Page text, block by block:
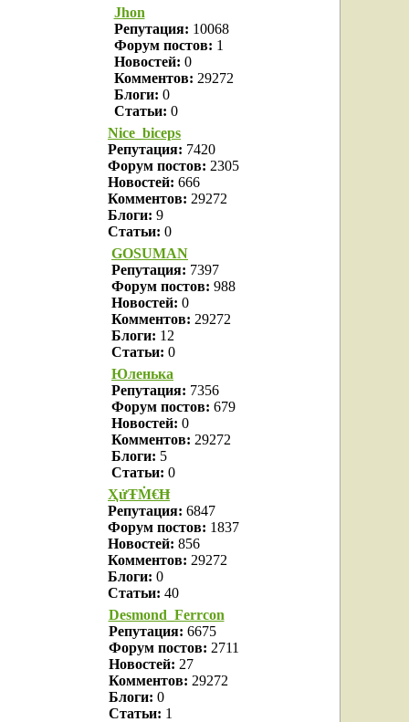
Jhon
Репутация: 10068
Форум постов: 1
Новостей: 0
Комментов: 29272
Блоги: 0
Статьи: 0
Nice_biceps
Репутация: 7420
Форум постов: 2305
Новостей: 666
Комментов: 29272
Блоги: 9
Статьи: 0
GOSUMAN
Репутация: 7397
Форум постов: 988
Новостей: 0
Комментов: 29272
Блоги: 12
Статьи: 0
Юленька
Репутация: 7356
Форум постов: 679
Новостей: 0
Комментов: 29272
Блоги: 5
Статьи: 0
ҲửŦṀ€Ħ
Репутация: 6847
Форум постов: 1837
Новостей: 856
Комментов: 29272
Блоги: 0
Статьи: 40
Desmond_Ferrcon
Репутация: 6675
Форум постов: 2711
Новостей: 27
Комментов: 29272
Блоги: 0
Статьи: 1